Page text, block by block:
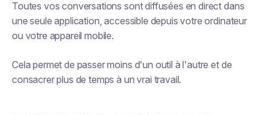
Toutes vos conversations sont diffusées en direct dans
une seule application, accessible depuis votre ordinateur
ou votre appareil mobile.
Cela permet de passer moins d'un outil à l'autre et de
consacrer plus de temps à un vrai travail.